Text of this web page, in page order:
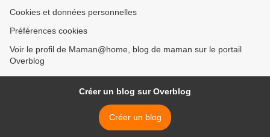
Cookies et données personnelles
Préférences cookies
Voir le profil de Maman@home, blog de maman sur le portail
Overblog
Créer un blog sur Overblog
Créer un blog